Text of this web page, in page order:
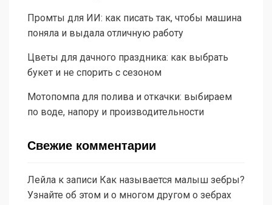
Промты для ИИ: как писать так, чтобы машина
поняла и выдала отличную работу
Цветы для дачного праздника: как выбрать
букет и не спорить с сезоном
Мотопомпа для полива и откачки: выбираем
по воде, напору и производительности
Свежие комментарии
Лейла к записи Как называется малыш зебры?
Узнайте об этом и о многом другом о зебрах